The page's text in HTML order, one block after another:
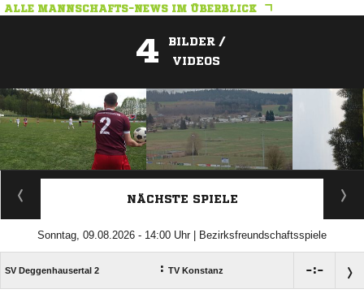
ALLE MANNSCHAFTS-NEWS IM ÜBERBLICK
4
BILDER /
VIDEOS
ANZEIGE
NÄCHSTE SPIELE
Sonntag, 09.08.2026 - 14:00 Uhr | Bezirksfreundschaftsspiele
SV Deggenhausertal 2 : TV Konstanz :